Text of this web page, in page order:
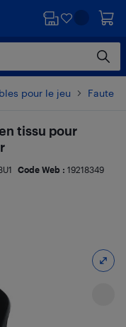
pour le jeu
tissu pour
Code Web : 19218349